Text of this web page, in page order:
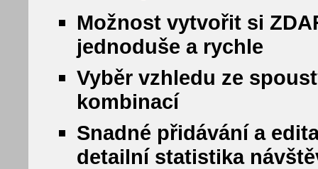
Možnost vytvořit si
jednoduše a rychle
Vyběr vzhledu ze
kombinací
Snadné přidávání a
detailní statistika